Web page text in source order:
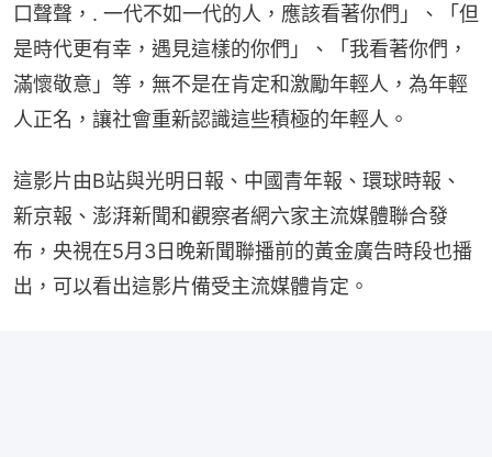
口聲聲，. 一代不如一代的人，應該看著你們」、「但
是時代更有幸，遇見這樣的你們」、「我看著你們，
滿懷敬意」等，無不是在肯定和激勵年輕人，為年輕
人正名，讓社會重新認識這些積極的年輕人。
這影片由B站與光明日報、中國青年報、環球時報、
新京報、澎湃新聞和觀察者網六家主流媒體聯合發
布，央視在5月3日晚新聞聯播前的黃金廣告時段也播
出，可以看出這影片備受主流媒體肯定。